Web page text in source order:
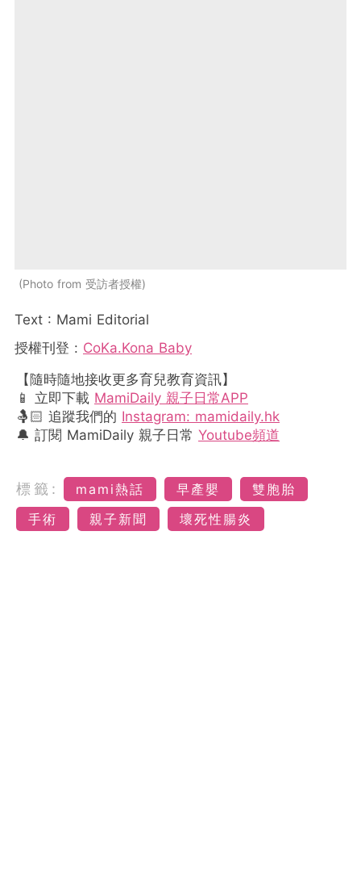
Photo from 受訪者授權
Text : Mami Editorial
授權刊登 : CoKa.Kona Baby
【隨時隨地接收更多育兒教育資訊】
📱 立即下載 MamiDaily 親子日常APP
🤱🏻 追蹤我們的 Instagram: mamidaily.hk
🔔 訂閱 MamiDaily 親子日常 Youtube頻道
標籤: mami熱話 早產嬰
雙胞胎
手術
親子新聞 壞死性腸炎